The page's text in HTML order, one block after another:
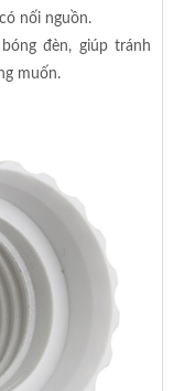
nối nguồn.
đèn, giúp tránh
muốn.